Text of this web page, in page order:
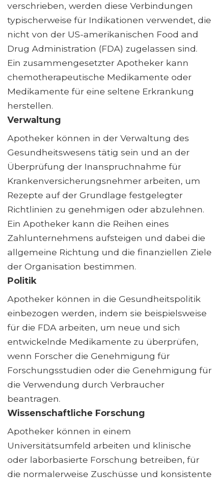
verschrieben, werden diese Verbindungen
typischerweise für Indikationen verwendet, die
nicht von der US-amerikanischen Food and
Drug Administration (FDA) zugelassen sind.
Ein zusammengesetzter Apotheker kann
chemotherapeutische Medikamente oder
Medikamente für eine seltene Erkrankung
herstellen.
Verwaltung
Apotheker können in der Verwaltung des
Gesundheitswesens tätig sein und an der
Überprüfung der Inanspruchnahme für
Krankenversicherungsnehmer arbeiten, um
Rezepte auf der Grundlage festgelegter
Richtlinien zu genehmigen oder abzulehnen.
Ein Apotheker kann die Reihen eines
Zahlunternehmens aufsteigen und dabei die
allgemeine Richtung und die finanziellen Ziele
der Organisation bestimmen.
Politik
Apotheker können in die Gesundheitspolitik
einbezogen werden, indem sie beispielsweise
für die FDA arbeiten, um neue und sich
entwickelnde Medikamente zu überprüfen,
wenn Forscher die Genehmigung für
Forschungsstudien oder die Genehmigung für
die Verwendung durch Verbraucher
beantragen.
Wissenschaftliche Forschung
Apotheker können in einem
Universitätsumfeld arbeiten und klinische
oder laborbasierte Forschung betreiben, für
die normalerweise Zuschüsse und konsistente